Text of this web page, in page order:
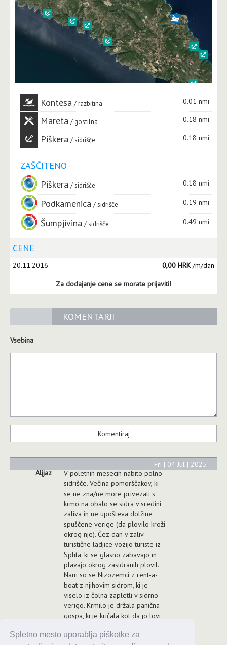
Spletno mesto uporablja piškotke za
Kontesa razbitina 0.01 nmi
Mareta gostilna 0.18 nmi
Piškera sidrišče 0.18 nmi
ZAŠČITENO
Piškera
sidrišče 0.18 nmi
Podkamenica sidrišče 0.19 nmi
Šumpjivina sidrišče 0.49 nmi
CENE
20.11.2016 0,00 HRK/m/dan
Za dodajanje cene se morate prijaviti!
KOMENTARJI
Vsebina
Aljjaz
V poletnih mesecih nabito polno
sidrišče. Večina pomorščakov, ki
se ne zna/ne more privezati s
krmo na obalo se sidra v sredini
zaliva in ne upošteva dolžine
spuščene verige (da plovilo kroži
okrog nje). Čez dan v zaliv
turistične ladjice vozijo turiste iz
Splita, ki se glasno zabavajo in
plavajo okrog zasidranih plovil.
Nam so se Nizozemci z rent-a-
boat z njihovim sidrom, ki je
viselo iz čolna zapletli v sidrno
verigo. Krmilo je držala panična
gospa, ki je kričala kot da jo lovi
(najbrž) soprog sedel zraven,
Fri | 04 Jul | 2025